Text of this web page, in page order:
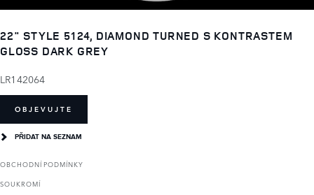
22" STYLE 5124, DIAMOND TURNED S KONTRASTEM
GLOSS DARK GREY
LR142064
OBJEVUJTE
PŘIDAT NA SEZNAM
OBCHODNÍ PODMÍNKY
SOUKROMÍ